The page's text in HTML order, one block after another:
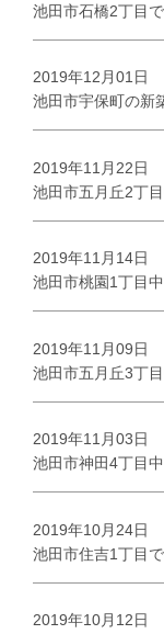
池田市石橋2丁目
2019年12月01日
池田市宇保町の新
2019年11月22日
池田市五月丘2丁
2019年11月14日
池田市桃園1丁目
2019年11月09日
池田市五月丘3丁
2019年11月03日
池田市神田4丁目
2019年10月24日
池田市住吉1丁目
2019年10月12日